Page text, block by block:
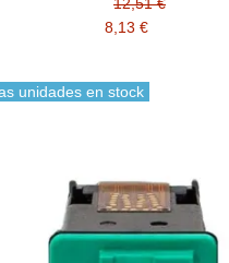
12,51 €
8,13 €
unidades en stock